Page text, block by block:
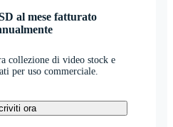
al mese fatturato
collezione di video stock e
per uso commerciale.
ora